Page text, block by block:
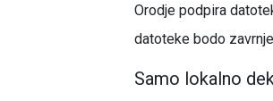
Orodje podpira
datoteke bodo
Samo lokalno